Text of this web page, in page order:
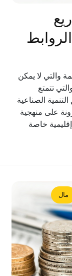
والتي لا يمكن
تتمتع
الصناعية
على منهجية
خاصة
مال